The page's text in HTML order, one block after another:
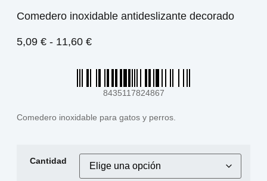
Comedero inoxidable antideslizante decorado
5,09 € - 11,60 €
8435117824867
Comedero inoxidable para gatos y perros.
Cantidad